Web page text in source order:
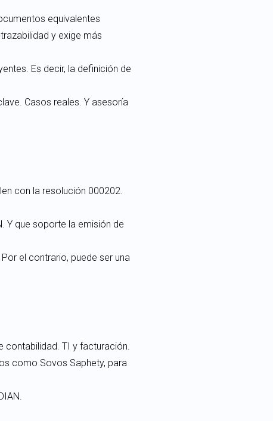
equivalentes
y exige más
Es decir, la definición de
Casos reales. Y asesoría
con la resolución 000202.
Y que soporte la emisión de
el contrario, puede ser una
contabilidad. TI y facturación.
como Sovos Saphety, para